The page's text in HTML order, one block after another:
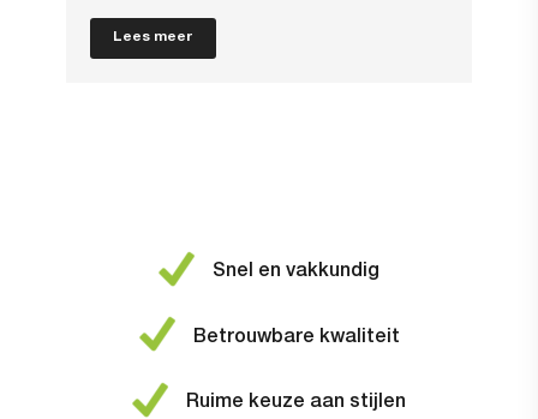
Lees meer
Snel en vakkundig
Betrouwbare kwaliteit
Ruime keuze aan stijlen